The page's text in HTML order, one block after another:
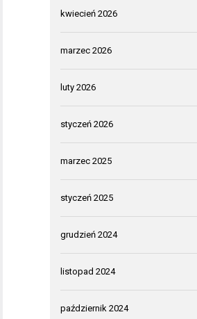
kwiecień 2026
marzec 2026
luty 2026
styczeń 2026
marzec 2025
styczeń 2025
grudzień 2024
listopad 2024
październik 2024